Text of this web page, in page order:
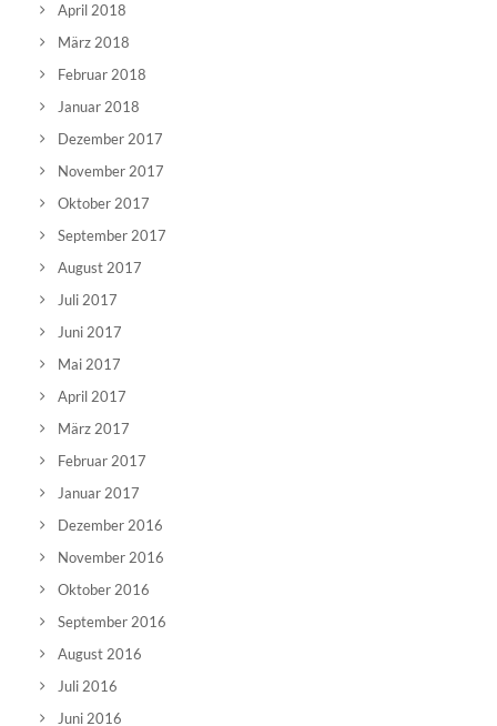
April 2018
März 2018
Februar 2018
Januar 2018
Dezember 2017
November 2017
Oktober 2017
September 2017
August 2017
Juli 2017
Juni 2017
Mai 2017
April 2017
März 2017
Februar 2017
Januar 2017
Dezember 2016
November 2016
Oktober 2016
September 2016
August 2016
Juli 2016
Juni 2016